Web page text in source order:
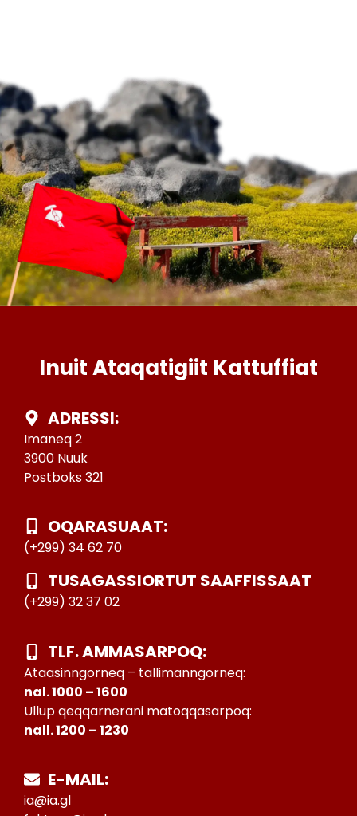
Inuit Ataqatigiit Kattuffiat
ADRESSI:
Imaneq 2
3900 Nuuk
Postboks 321
OQARASUAAT:
(+299) 34 62 70
TUSAGASSIORTUT SAAFFISSAAT
(+299) 32 37 02
TLF. AMMASARPOQ:
Ataasinngorneq – tallimanngorneq:
nal. 1000 – 1600
Ullup qeqqarnerani matoqqasarpoq:
nall. 1200 – 1230
E-MAIL:
ia@ia.gl